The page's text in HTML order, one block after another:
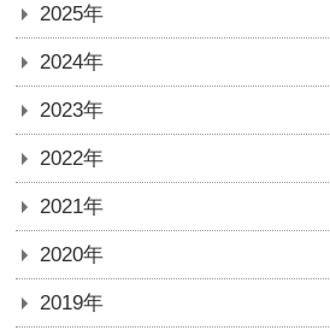
2025年
2024年
2023年
2022年
2021年
2020年
2019年